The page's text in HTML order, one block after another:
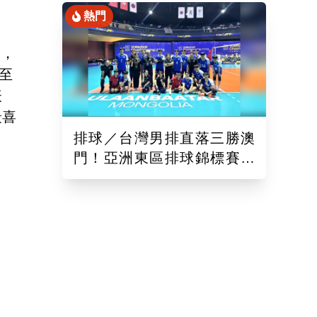
熱門
排球／台灣男排直落三勝澳
門！亞洲東區排球錦標賽開
紅盤 建立默契備戰亞運